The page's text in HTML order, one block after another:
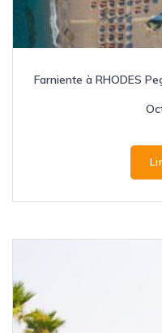
Farniente à RHODES